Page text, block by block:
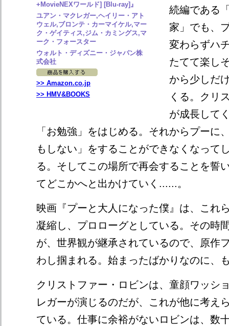
+MovieNEXワールド] [Blu-ray]』
ユアン・マクレガー,ヘイリー・アト
ウェル,ブロンテ・カーマイケル,マー
ク・ゲイティス,ジム・カミングス,マ
ーク・フォースター
ウォルト・ディズニー・ジャパン株
式会社
>> Amazon.co.jp
>> HMV&BOOKS
続編である
家」でも、
変わらずハ
たてて楽し
から少しだ
くる。クリ
が成長して
「お勉強」をはじめる。それからプーに
もしない」をすることができなくなって
る。そしてこの場所で再会することを誓
てどこかへと出かけていく......。
映画『プーと大人になった僕』は、これ
凝縮し、プロローグとしている。その時
が、世界観が継承されているので、原作
わし掴まれる。始まったばかりなのに、
クリストファー・ロビンは、童顔ワッシ
レガーが演じるのだが、これが他に考え
ている。仕事に余裕がないロビンは、数